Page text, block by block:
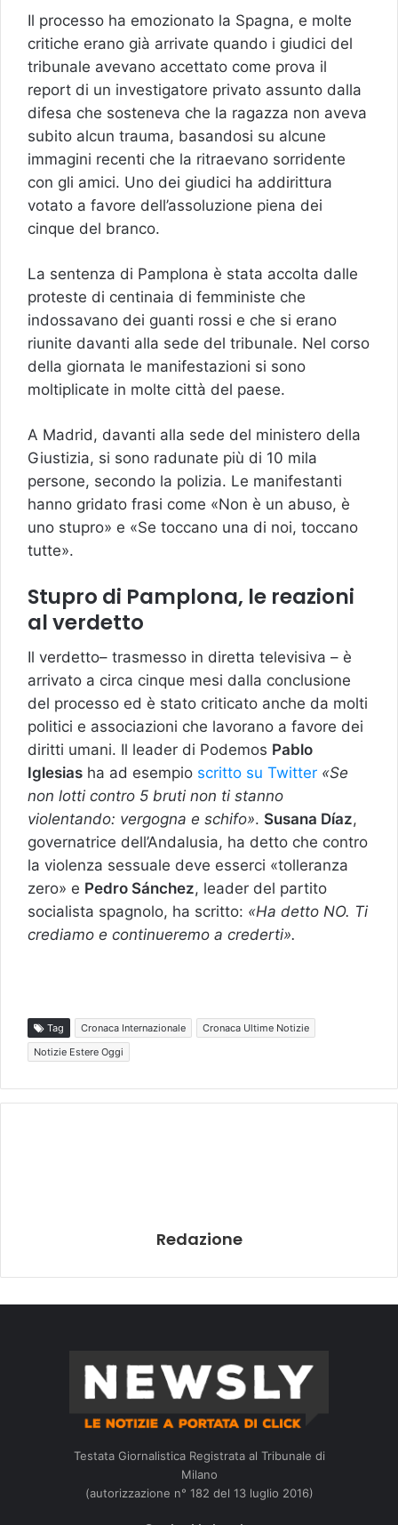
Il processo ha emozionato la Spagna, e molte
critiche erano già arrivate quando i giudici del
tribunale avevano accettato come prova il
report di un investigatore privato assunto dalla
difesa che sosteneva che la ragazza non aveva
subito alcun trauma, basandosi su alcune
immagini recenti che la ritraevano sorridente
con gli amici. Uno dei giudici ha addirittura
votato a favore dell’assoluzione piena dei
cinque del branco.
La sentenza di Pamplona è stata accolta dalle
proteste di centinaia di femministe che
indossavano dei guanti rossi e che si erano
riunite davanti alla sede del tribunale. Nel corso
della giornata le manifestazioni si sono
moltiplicate in molte città del paese.
A Madrid, davanti alla sede del ministero della
Giustizia, si sono radunate più di 10 mila
persone, secondo la polizia. Le manifestanti
hanno gridato frasi come «Non è un abuso, è
uno stupro» e «Se toccano una di noi, toccano
tutte».
Stupro di Pamplona, le reazioni
al verdetto
Il verdetto– trasmesso in diretta televisiva – è
arrivato a circa cinque mesi dalla conclusione
del processo ed è stato criticato anche da molti
politici e associazioni che lavorano a favore dei
diritti umani. Il leader di Podemos Pablo
Iglesias ha ad esempio scritto su Twitter «Se
non lotti contro 5 bruti non ti stanno
violentando: vergogna e schifo». Susana Díaz,
governatrice dell’Andalusia, ha detto che contro
la violenza sessuale deve esserci «tolleranza
zero» e Pedro Sánchez, leader del partito
socialista spagnolo, ha scritto: «Ha detto NO. Ti
crediamo e continueremo a crederti».
Tag Cronaca Internazionale
Cronaca Ultime Notizie
Notizie Estere Oggi
Redazione
Testata Giornalistica Registrata al Tribunale di
Milano
(autorizzazione n° 182 del 13 luglio 2016)